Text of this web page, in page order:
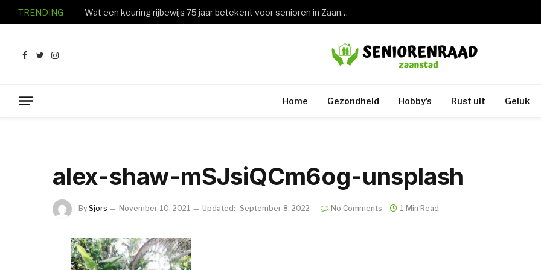
TRENDING Wat een keuring rijbewijs 75 jaar betekent voor senioren in Zaandam en de rest van Zaanstad
Facebook
TwitterInstagram
Home Gezondheid Hobby’s Rust uit Geluk
alex-shaw-mSJsiQCm6og-unsplash
By Sjors November 10, 2021 Updated: September 8, 2022 No Comments 1 Min Read